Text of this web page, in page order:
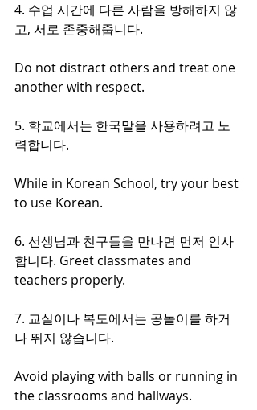
4. 수업 시간에 다른 사람을 방해하지 않
고, 서로 존중해줍니다.
Do not distract others and treat one
another with respect.
5. 학교에서는 한국말을 사용하려고 노
력합니다.
While in Korean School, try your best
to use Korean.
6. 선생님과 친구들을 만나면 먼저 인사
합니다. Greet classmates and
teachers properly.
7. 교실이나 복도에서는 공놀이를 하거
나 뛰지 않습니다.
Avoid playing with balls or running in
the classrooms and hallways.